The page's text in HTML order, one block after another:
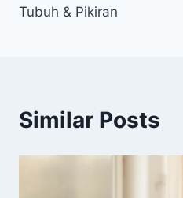
Tubuh & Pikiran
Similar Posts